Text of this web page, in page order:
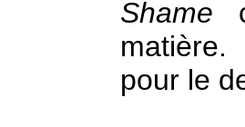
Shame
pour le